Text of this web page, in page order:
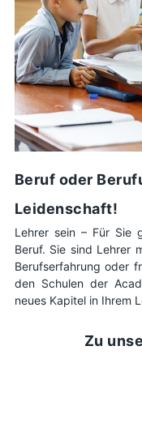
Beruf oder
Leidenschaft!
Lehrer sein – Für Sie
Beruf. Sie sind Lehrer
Berufserfahrung oder
den Schulen der
neues Kapitel in Ihrem
Zu